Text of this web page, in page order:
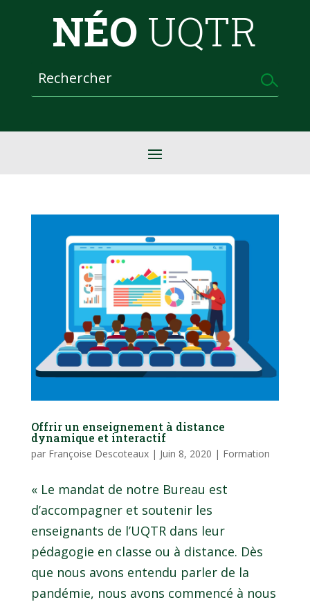
NÉO UQTR
Offrir un enseignement à distance
dynamique et interactif
par Françoise Descoteaux| Juin 8, 2020 | Formation
« Le mandat de notre Bureau est
d’accompagner et soutenir les
enseignants de l’UQTR dans leur
pédagogie en classe ou à distance. Dès
que nous avons entendu parler de la
pandémie, nous avons commencé à nous